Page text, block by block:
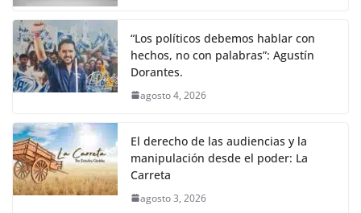
“Los políticos debemos hablar con
hechos, no con palabras”: Agustín
Dorantes.
agosto 4, 2026
El derecho de las audiencias y la
manipulación desde el poder: La
Carreta
agosto 3, 2026